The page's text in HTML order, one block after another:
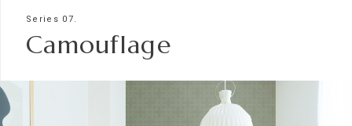
Series 07.
Camouflage